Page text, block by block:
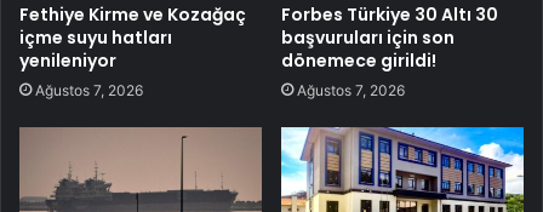
Fethiye Kirme ve Kozağaç
içme suyu hatları
yenileniyor
Ağustos 7, 2026
Forbes Türkiye 30 Altı 30
başvuruları için son
dönemece girildi!
Ağustos 7, 2026